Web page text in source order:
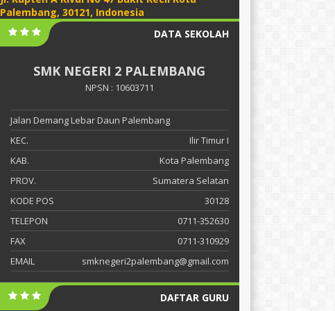
Palembang, 30121, Indonesia
DATA SEKOLAH
SMK NEGERI 2 PALEMBANG
NPSN : 10603711
Jalan Demang Lebar Daun Palembang
KEC.
Ilir Timur I
KAB.
Kota Palembang
PROV.
Sumatera Selatan
KODE POS
30128
TELEPON
0711-352630
FAX
0711-310929
EMAIL
smknegeri2palembang@gmail.com
DAFTAR GURU